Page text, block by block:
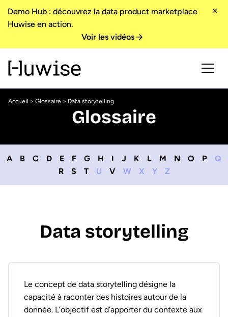
Demo Hub : découvrez la data product marketplace
Huwise en action.
Voir les vidéos
Accueil > Glossaire > Data storytelling
Glossaire
A B C D E F G H I J K L M N O P
Q
R
S T U V W X Y Z
Data storytelling
Le concept de data storytelling désigne la
capacité à raconter des histoires autour de la
donnée. L’objectif est d’apporter du contexte aux